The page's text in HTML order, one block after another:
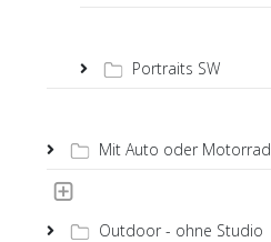
Portraits SW
Mit Auto oder Motorrad
Outdoor - ohne Studio